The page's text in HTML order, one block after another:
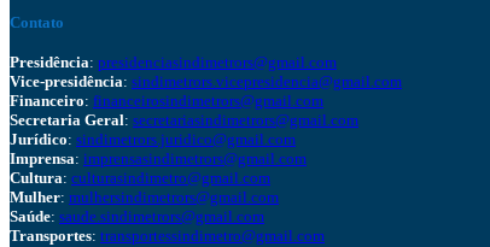
Contato
Presidência: presidenciasindimetrors@gmail.com
Vice-presidência: sindimetrors.vicepresidencia@gmail.com
Financeiro: financeirosindimetrors@gmail.com
Secretaria Geral: secretariasindimetrors@gmail.com
Jurídico: sindimetrors.juridico@gmail.com
Imprensa: imprensasindimetrors@gmail.com
Cultura: culturasindimetro@gmail.com
Mulher: mulhersindimetrors@gmail.com
Saúde: saude.sindimetrors@gmail.com
Transportes: transportessindimetro@gmail.com